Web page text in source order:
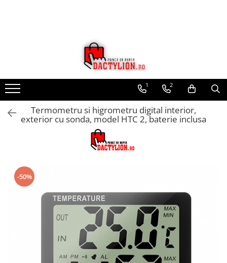
1 2
Termometru si higrometru digital interior,
exterior cu sonda, model HTC 2, baterie inclusa
-50%